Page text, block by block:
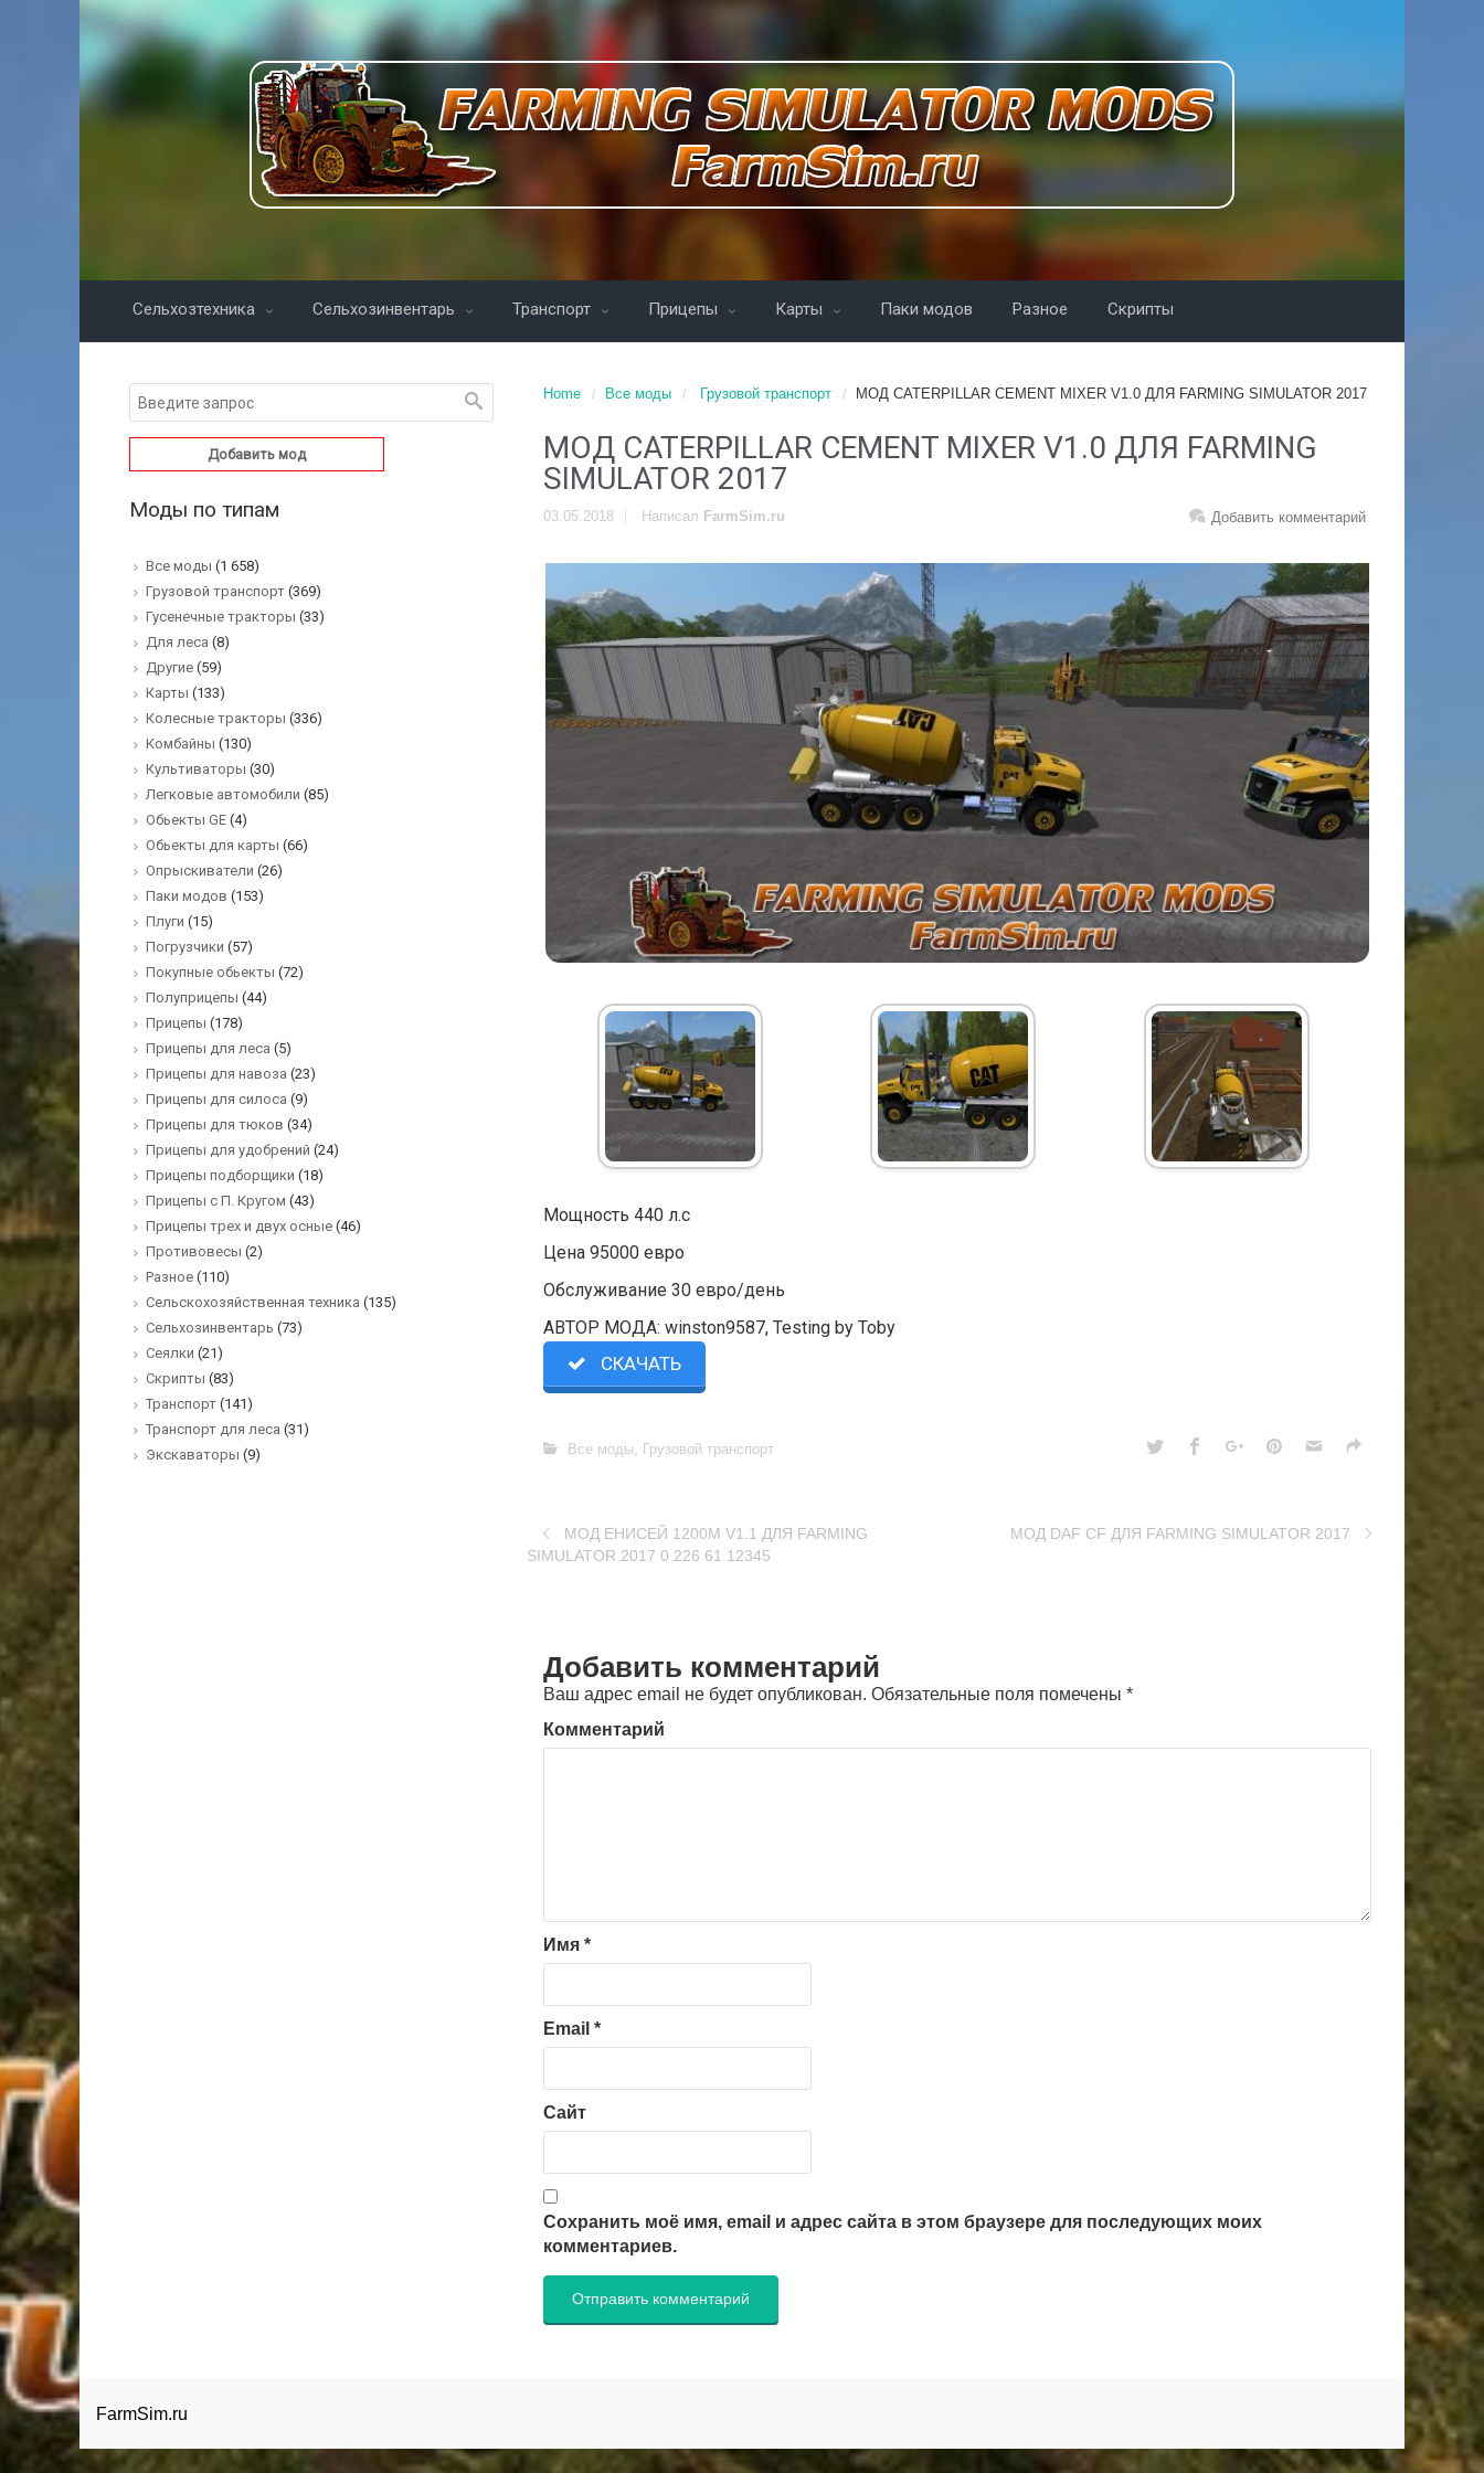
Сельхозтехника Сельхозинвентарь Транспорт Прицепы Карты Паки модов Разное Скрипты
Home Все моды Грузовой транспорт МОД CATERPILLAR CEMENT MIXER V1.0 ДЛЯ FARMING SIMULATOR 2017
МОД CATERPILLAR CEMENT MIXER V1.0 ДЛЯ FARMING
SIMULATOR 2017
03.05.2018 Добавить комментарий
Написал FarmSim.ru
Мощность 440 л.с
Цена 95000 евро
Обслуживание 30 евро/день
АВТОР МОДА: winston9587, Testing by Toby
СКАЧАТЬ
Все моды, Грузовой транспорт
МОД ЕНИСЕЙ 1200М V1.1 ДЛЯ FARMING
SIMULATOR 2017 0 226 61 12345
МОД DAF CF ДЛЯ FARMING SIMULATOR 2017
Добавить комментарий
Ваш адрес email не будет опубликован. Обязательные поля помечены *
Комментарий
Имя *
Email *
Сайт
Сохранить моё имя, email и адрес сайта в этом браузере для последующих моих
комментариев.
Добавить мод
Моды по типам
Все моды (1 658)
Грузовой транспорт (369)
Гусенечные тракторы (33)
Для леса (8)
Другие (59)
Карты (133)
Колесные тракторы (336)
Комбайны (130)
Культиваторы (30)
Легковые автомобили (85)
Обьекты GE (4)
Обьекты для карты (66)
Опрыскиватели (26)
Паки модов (153)
Плуги (15)
Погрузчики (57)
Покупные обьекты (72)
Полуприцепы (44)
Прицепы (178)
Прицепы для леса (5)
Прицепы для навоза (23)
Прицепы для силоса (9)
Прицепы для тюков (34)
Прицепы для удобрений (24)
Прицепы подборщики (18)
Прицепы с П. Кругом (43)
Прицепы трех и двух осные (46)
Противовесы (2)
Разное (110)
Сельскохозяйственная техника (135)
Сельхозинвентарь (73)
Сеялки (21)
Скрипты (83)
Транспорт (141)
Транспорт для леса (31)
Экскаваторы (9)
FarmSim.ru